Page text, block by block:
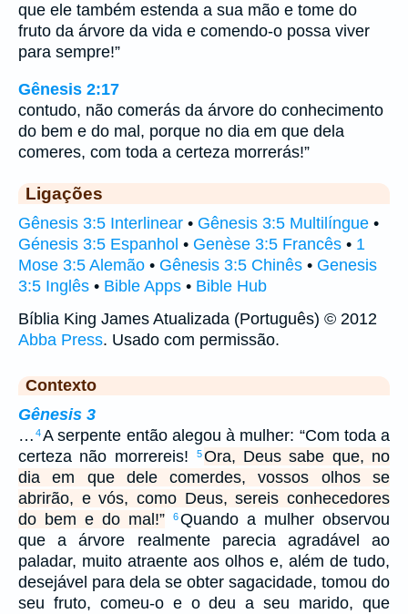
que ele também estenda a sua mão e tome do
fruto da árvore da vida e comendo-o possa viver
para sempre!”
Gênesis 2:17
contudo, não comerás da árvore do conhecimento
do bem e do mal, porque no dia em que dela
comeres, com toda a certeza morrerás!”
Ligações
Gênesis 3:5 Interlinear • Gênesis 3:5 Multilíngue •
Génesis 3:5 Espanhol • Genèse 3:5 Francês • 1
Mose 3:5 Alemão • Gênesis 3:5 Chinês • Genesis
3:5 Inglês • Bible Apps • Bible Hub
Bíblia King James Atualizada (Português) © 2012
Abba Press. Usado com permissão.
Contexto
Gênesis 3
… 4A serpente então alegou à mulher: “Com toda a
certeza não morrereis!
5Ora, Deus sabe que, no
dia em que dele comerdes, vossos olhos se
abrirão, e vós, como Deus, sereis conhecedores
do bem e do mal!”
6Quando a mulher observou
que a árvore realmente parecia agradável ao
paladar, muito atraente aos olhos e, além de tudo,
desejável para dela se obter sagacidade, tomou do
seu fruto, comeu-o e o deu a seu marido, que